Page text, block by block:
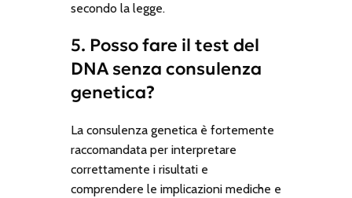
secondo la legge.
5. Posso fare il test del
DNA senza consulenza
genetica?
La consulenza genetica è fortemente
raccomandata per interpretare
correttamente i risultati e
comprendere le implicazioni mediche e